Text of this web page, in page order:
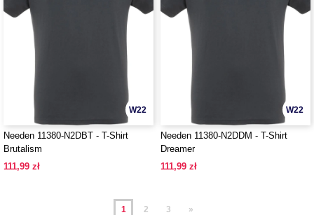
W22
Needen 11380-N2DBT - T-Shirt
Brutalism
111,99 zł
W22
Needen 11380-N2DDM - T-Shirt
Dreamer
111,99 zł
1 2 3 »